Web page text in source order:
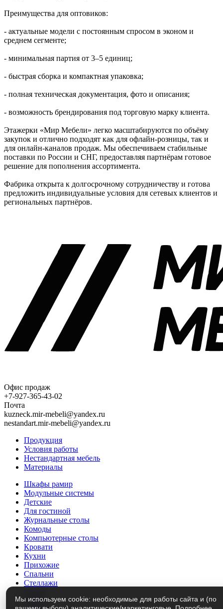
Преимущества для оптовиков:
- актуальные модели с постоянным спросом в эконом и
среднем сегменте;
- минимальная партия от 3–5 единиц;
- быстрая сборка и компактная упаковка;
- полная техническая документация, фото и описания;
- возможность брендирования под торговую марку клиента.
Этажерки «Мир Мебели» легко масштабируются по объёму
закупок и отлично подходят как для офлайн-розницы, так и
для онлайн-каналов продаж. Мы обеспечиваем стабильные
поставки по России и СНГ, предоставляя партнёрам готовое
решение для пополнения ассортимента.
Фабрика открыта к долгосрочному сотрудничеству и готова
предложить индивидуальные условия для сетевых клиентов и
региональных партнёров.
Офис продаж
+7-927-365-43-02
Почта
kuzneck.mir-mebeli@yandex.ru
nestandart.mir-mebeli@yandex.ru
Продукция
Условия работы
Нестандартная мебель
Материалы
Шкафы рамир
Модульные системы
Детские
Для гостиной
Журнальные столы
Комоды
Компьютерные столы
Кровати
Кухни
Прихожие
Спальни
Стеллажи
Трюмо
Мы используем cookie: необходимые для работы сайта и (по